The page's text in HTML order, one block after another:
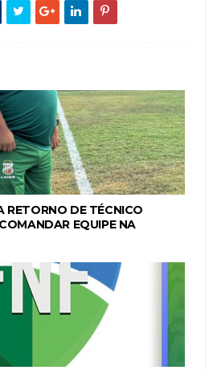
RETORNO DE TÉCNICO
EQUIPE NA